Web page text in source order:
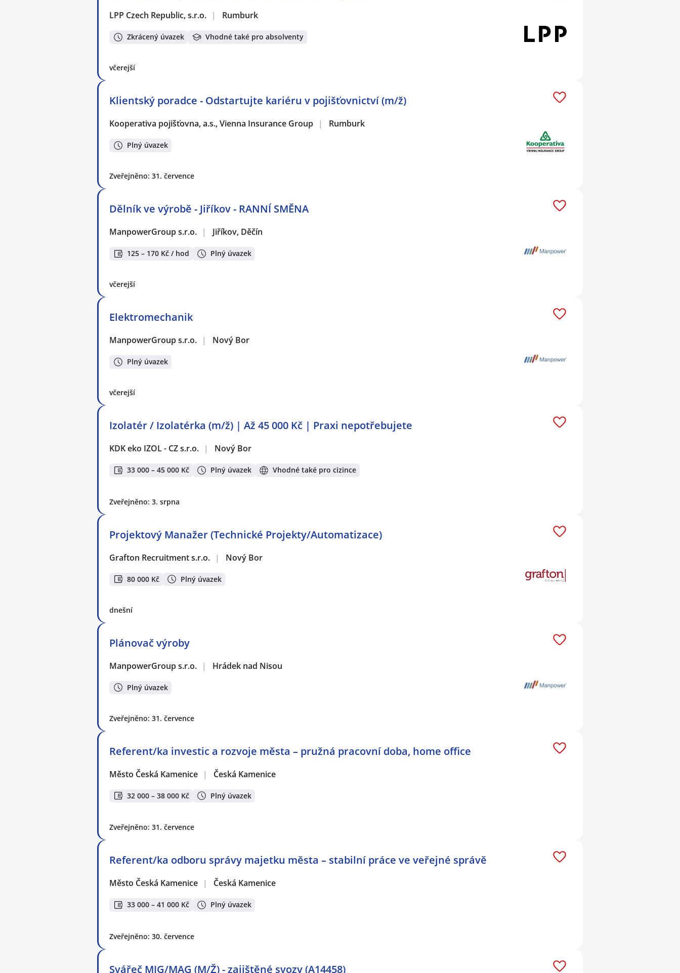
LPP Czech Republic, s.r.o. | Rumburk
Zkrácený úvazek Vhodné také pro absolventy
včerejší
Klientský poradce - Odstartujte kariéru v pojišťovnictví (m/ž)
Kooperativa pojišťovna, a.s., Vienna Insurance Group | Rumburk
Plný úvazek
Zveřejněno: 31. července
Dělník ve výrobě - Jiříkov - RANNÍ SMĚNA
ManpowerGroup s.r.o. | Jiříkov, Děčín
125 – 170 Kč / hod Plný úvazek
včerejší
Elektromechanik
ManpowerGroup s.r.o. | Nový Bor
Plný úvazek
včerejší
Izolatér / Izolatérka (m/ž) | Až 45 000 Kč | Praxi nepotřebujete
KDK eko IZOL - CZ s.r.o. | Nový Bor
33 000 – 45 000 Kč Plný úvazek Vhodné také pro cizince
Zveřejněno: 3. srpna
Projektový Manažer (Technické Projekty/Automatizace)
Grafton Recruitment s.r.o. | Nový Bor
80 000 Kč Plný úvazek
dnešní
Plánovač výroby
ManpowerGroup s.r.o. | Hrádek nad Nisou
Plný úvazek
Zveřejněno: 31. července
Referent/ka investic a rozvoje města – pružná pracovní doba, home office
Město Česká Kamenice | Česká Kamenice
32 000 – 38 000 Kč Plný úvazek
Zveřejněno: 31. července
Referent/ka odboru správy majetku města – stabilní práce ve veřejné správě
Město Česká Kamenice | Česká Kamenice
33 000 – 41 000 Kč Plný úvazek
Zveřejněno: 30. července
Svářeč MIG/MAG (M/Ž) - zajištěné svozy (A14458)